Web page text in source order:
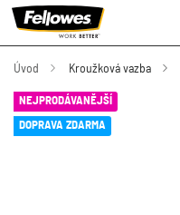
Úvod Kroužková vazba
NEJPRODÁVANĚJŠÍ
DOPRAVA ZDARMA